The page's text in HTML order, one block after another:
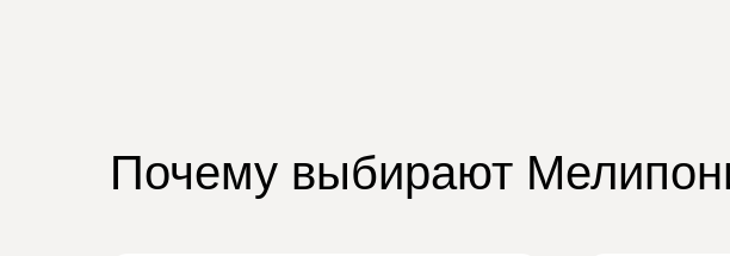
Почему выбирают